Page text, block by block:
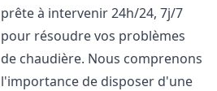
prête à intervenir 24h/24, 7j/7
pour résoudre vos problèmes
de chaudière. Nous comprenons
l'importance de disposer d'une